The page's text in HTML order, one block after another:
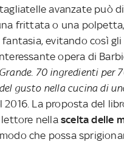
avanzate può
frittata o una polpetta,
evitando così gli
opera di
70 ingredienti per
gusto nella cucina di
2016. La proposta del
nella scelta delle
che possa